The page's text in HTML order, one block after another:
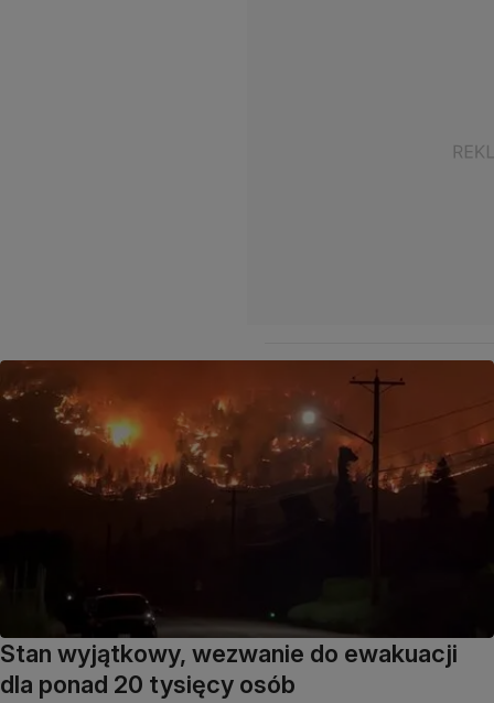
Stan wyjątkowy, wezwanie do ewakuacji
dla ponad 20 tysięcy osób